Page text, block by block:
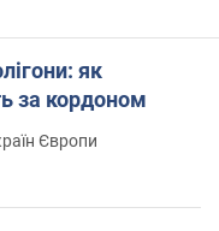
як
за кордоном
Європи